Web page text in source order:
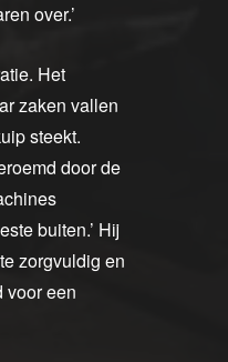
over.’
Het
zaken vallen
steekt.
door de
buiten.’ Hij
zorgvuldig en
voor een